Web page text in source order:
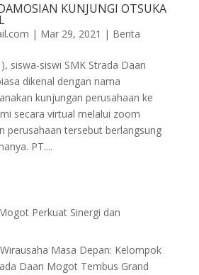
KUNJUNGI OTSUKA
| Mar 29, 2021 | Berita
siswa-siswi SMK Strada Daan
dikenal dengan nama
kunjungan perusahaan ke
secara virtual melalui zoom
perusahaan tersebut berlangsung
PT....
Perkuat Sinergi dan
Masa Depan: Kelompok
Daan Mogot Tembus Grand